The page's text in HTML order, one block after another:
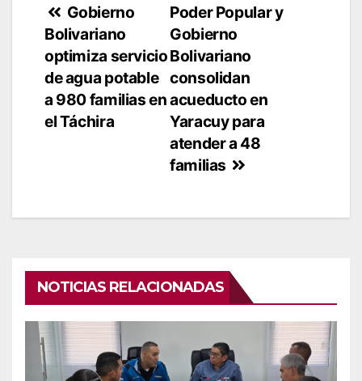
Navegación
de
entradas
Poder Popular y
Gobierno
Bolivariano
consolidan
acueducto en
Yaracuy para
atender a 48
familias
Gobierno
Bolivariano
optimiza servicio
de agua potable
a 980 familias en
el Táchira
NOTICIAS RELACIONADAS